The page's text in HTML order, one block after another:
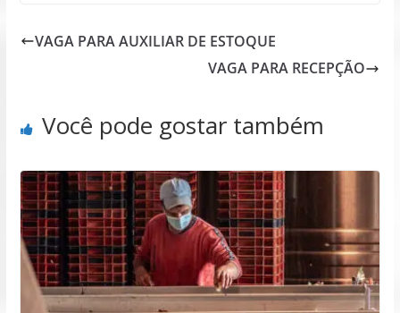
VAGA PARA AUXILIAR DE ESTOQUE
VAGA PARA RECEPÇÃO
Você pode gostar também